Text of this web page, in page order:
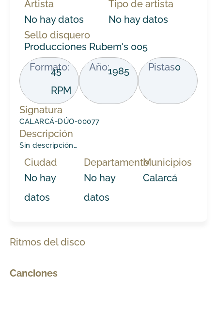
Artista
No hay datos
Tipo de artista
No hay datos
Sello disquero
Producciones Rubem's 005
Formato:
45
RPM
Año:1985 Pistas0
Signatura
CALARCÁ-DÚO-00077
Descripción
Sin descripción…
Ciudad
No hay
datos
Departamento
No hay
datos
Municipios
Calarcá
Ritmos del disco
Canciones